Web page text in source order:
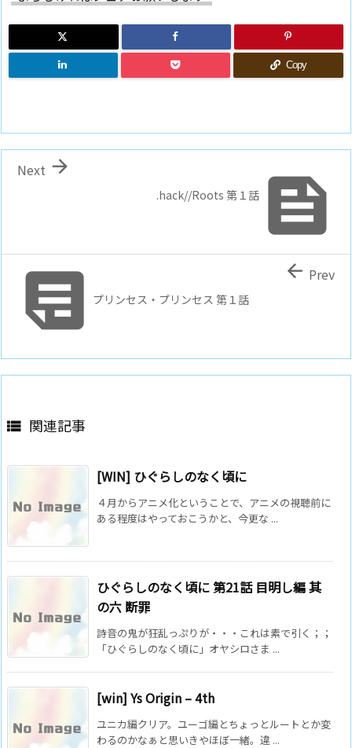
Copy

.hack//Roots 第１話

Next
プリンセス・プリンセス 第１話
 Prev
 関連記事
[WIN] ひぐらしのなく頃に
４月からアニメ化ということで、アニメの視聴前に
ある程度はやっておこうかと、今更な ...
ひぐらしのなく頃に 第21話 目明し編 其
の六 断罪
詩音の鬼が狂乱っぷりが・・・これは素で引く；；
「ひぐらしのなく頃に」オヤシロさま ...
[win] Ys Origin – 4th
ユニカ編クリア。ユーゴ編とちょっとルートとか変
わるのかなぁと思いきやほぼ一緒。違 ...